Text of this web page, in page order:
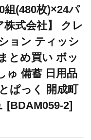
組(480枚)×24パ
式会社】 クレ
ョン ティッシ
とめ買い ボッ
ゅ 備蓄 日用品
ぱっく 開成町
[BDAM059-2]